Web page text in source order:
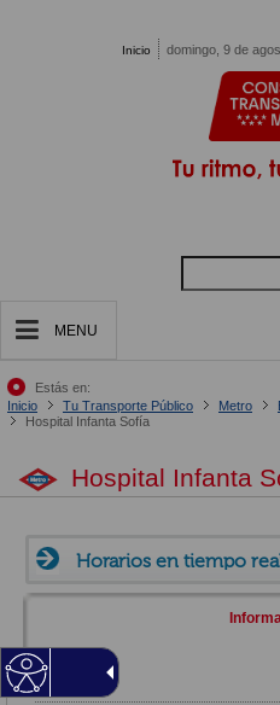
Inicio domingo, 9 de
MENU
Estás en:
Inicio
Tu Transporte Público Metro
Hospital Infanta Sofía
Hospital Infanta
Horarios en tiempo
Zona